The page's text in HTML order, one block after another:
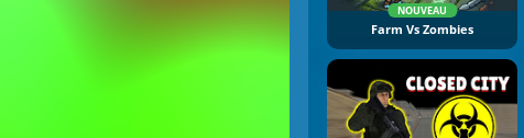
NOUVEAU
Farm Vs Zombies